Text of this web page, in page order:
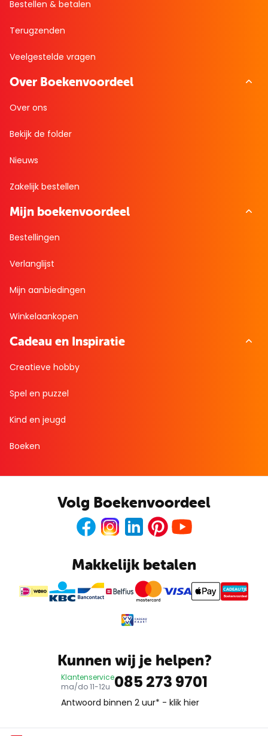
Bestellen & betalen
Terugzenden
Veelgestelde vragen
Over Boekenvoordeel
Over ons
Bekijk de folder
Nieuws
Zakelijk bestellen
Mijn boekenvoordeel
Bestellingen
Verlanglijst
Mijn aanbiedingen
Winkelaankopen
Cadeau en Inspiratie
Creatieve hobby
Spel en puzzel
Kind en jeugd
Boeken
Volg Boekenvoordeel
FacebookInstagramLinkedInPinterest
Makkelijk betalen
Boekenvoordeel
CADEAUTJE
Kunnen wij je helpen?
Klantenservice
ma/do 11-12u 085 273 9701
Antwoord binnen 2 uur* - klik hier